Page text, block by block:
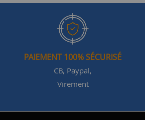
PAIEMENT 100% SÉCURISÉ
CB, Paypal,
Virement